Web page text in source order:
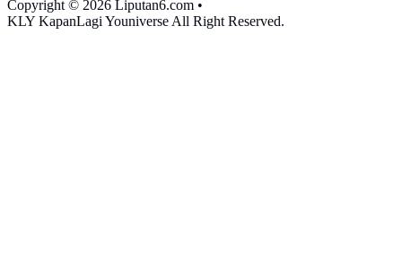
Copyright © 2026 Liputan6.com •
KLY KapanLagi Youniverse All Right Reserved.